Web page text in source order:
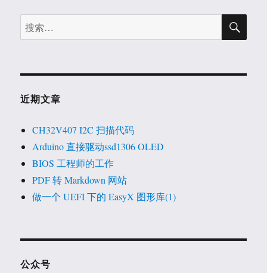
搜
索：
搜
近期文章
CH32V407 I2C 扫描代码
Arduino 直接驱动ssd1306 OLED
BIOS 工程师的工作
PDF 转 Markdown 网站
做一个 UEFI 下的 EasyX 图形库(1)
公众号